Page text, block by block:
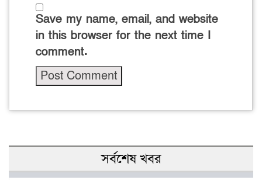
Save my name, email, and website
in this browser for the next time I
comment.
সর্বশেষ খবর